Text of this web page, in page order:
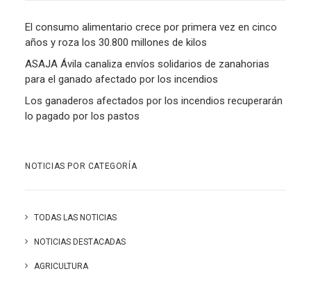
El consumo alimentario crece por primera vez en cinco
años y roza los 30.800 millones de kilos
ASAJA Ávila canaliza envíos solidarios de zanahorias
para el ganado afectado por los incendios
Los ganaderos afectados por los incendios recuperarán
lo pagado por los pastos
NOTICIAS POR CATEGORÍA
TODAS LAS NOTICIAS
NOTICIAS DESTACADAS
AGRICULTURA